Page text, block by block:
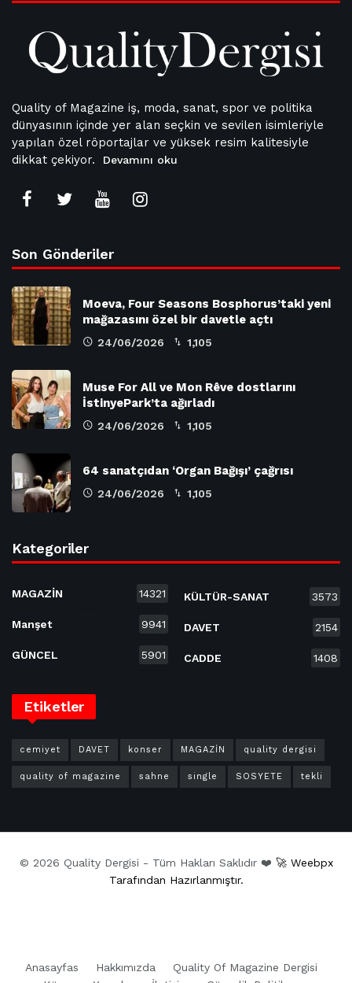
Quality of Magazine iş, moda, sanat, spor ve politika
dünyasının içinde yer alan seçkin ve sevilen isimleriyle
yapılan özel röportajlar ve yüksek resim kalitesiyle
dikkat çekiyor.
Devamını oku
Son Gönderiler
Moeva, Four Seasons Bosphorus’taki yeni
mağazasını özel bir davetle açtı
24/06/2026 1,105
Muse For All ve Mon Rêve dostlarını
İstinyePark’ta ağırladı
24/06/2026 1,105
64 sanatçıdan ‘Organ Bağışı’ çağrısı
24/06/2026 1,105
Kategoriler
MAGAZİN 14321
Manşet 9941
GÜNCEL 5901
KÜLTÜR-SANAT 3573
DAVET 2154
CADDE 1408
Etiketler
cemiyet DAVET konser MAGAZİN quality dergisi
quality of magazine sahne single SOSYETE tekli
© 2026 Quality Dergisi - Tüm Hakları Saklıdır ❤️ 🚀 Weebpx
Tarafından Hazırlanmıştır.
Anasayfas Hakkımızda
Quality Of Magazine Dergisi